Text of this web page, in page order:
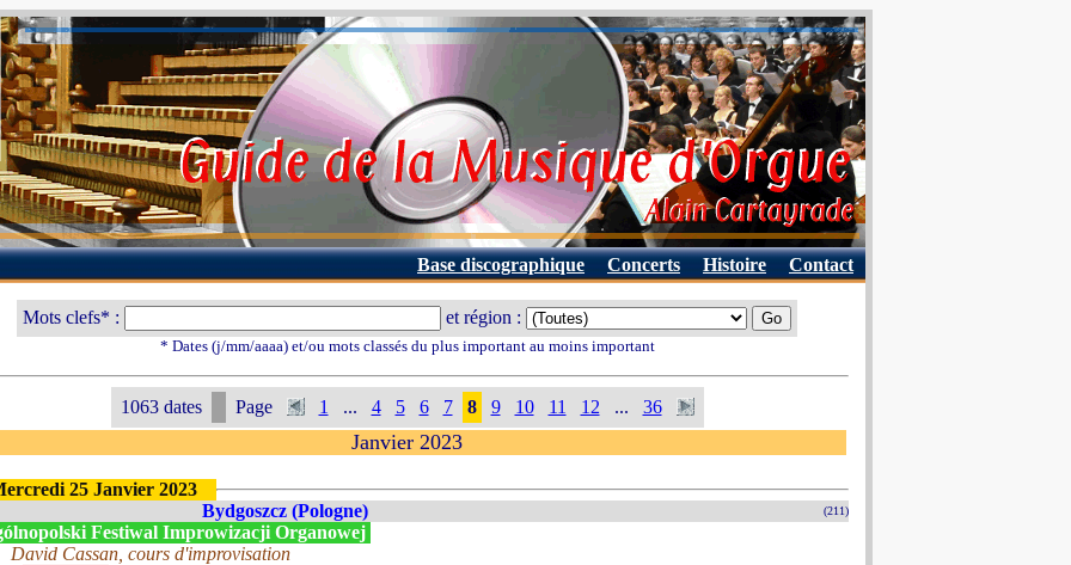
Base discographique Concerts Histoire Contact
Mots clefs* : et région :
* Dates (j/mm/aaaa) et/ou mots classés du plus important au moins important
1063 dates Page 1 ... 4 5 6 7 8 9 10 11 12 ... 36
Janvier 2023
25 Janvier 2023
Bydgoszcz (Pologne)
(211)
Festiwal Improwizacji Organowej
David Cassan, cours d'improvisation